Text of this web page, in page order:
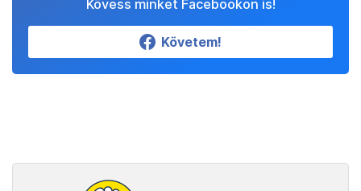
Kövess minket Facebookon is!
Követem!